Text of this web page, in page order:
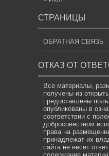
СТРАНИЦЫ
ОБРАТНАЯ СВЯЗЬ
ОТКАЗ ОТ
Все материалы,
получены из
предоставлены
опубликованы в
соответствии с
добросовестном
права на
принадлежат их
сайта не несет